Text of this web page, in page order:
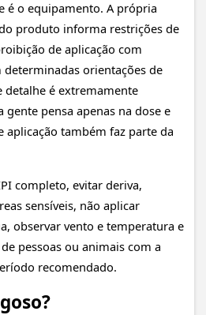
é o equipamento. A própria
produto informa restrições de
de aplicação com
orientações de
detalhe é extremamente
pensa apenas na dose e
aplicação também faz parte da
completo, evitar deriva,
sensíveis, não aplicar
observar vento e temperatura e
pessoas ou animais com a
recomendado.